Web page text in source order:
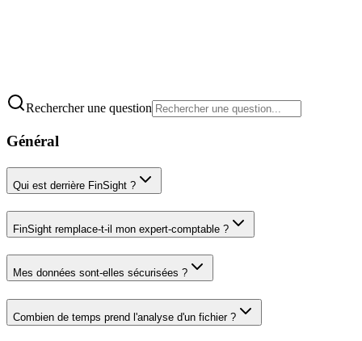
⭐ 5,0/5 sur Malt· ·
Rechercher une question
Général
Qui est derrière FinSight ?
FinSight remplace-t-il mon expert-comptable ?
Mes données sont-elles sécurisées ?
Combien de temps prend l'analyse d'un fichier ?